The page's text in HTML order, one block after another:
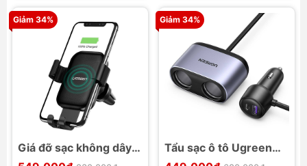
Giảm 34%
Giá đỡ sạc không dây
Ugreen CD208 2 in 1
Giảm 34%
Tẩu sạc ô tô Ugreen
CD252 1U1C + 2 Port